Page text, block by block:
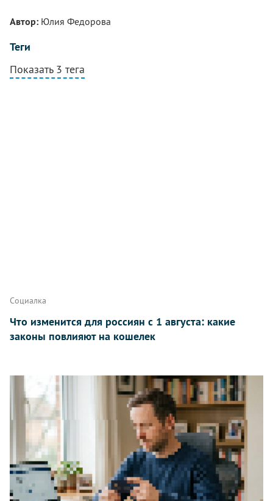
Автор: Юлия Федорова
Теги
Показать 3 тега
Социалка
Что изменится для россиян с 1 августа: какие
законы повлияют на кошелек